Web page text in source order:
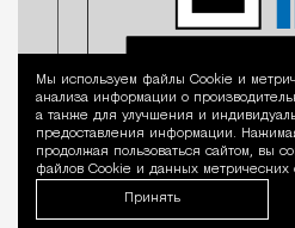
Мы используем файлы Сookie и
анализа информации о
а также для улучшения и
предоставления информации.
продолжая пользоваться сайтом, вы
файлов Cookie и данных метрических
Принять